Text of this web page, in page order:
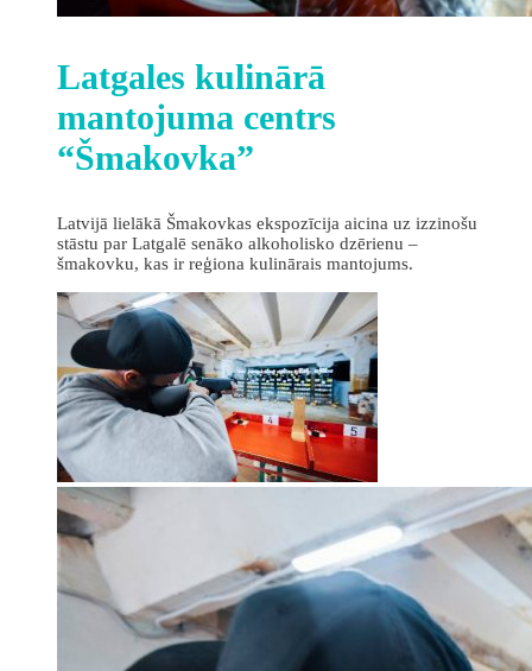
Latgales kulinārā
mantojuma centrs
“Šmakovka”
Latvijā lielākā Šmakovkas ekspozīcija aicina uz izzinošu
stāstu par Latgalē senāko alkoholisko dzērienu –
šmakovku, kas ir reģiona kulinārais mantojums.